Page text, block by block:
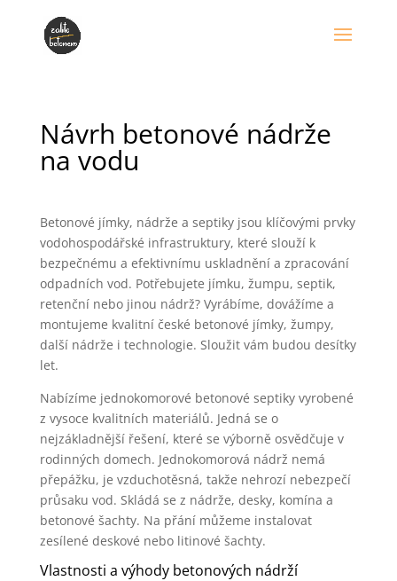
Návrh betonové nádrže
na vodu
Betonové jímky, nádrže a septiky jsou klíčovými prvky
vodohospodářské infrastruktury, které slouží k
bezpečnému a efektivnímu uskladnění a zpracování
odpadních vod. Potřebujete jímku, žumpu, septik,
retenční nebo jinou nádrž? Vyrábíme, dovážíme a
montujeme kvalitní české betonové jímky, žumpy,
další nádrže i technologie. Sloužit vám budou desítky
let.
Nabízíme jednokomorové betonové septiky vyrobené
z vysoce kvalitních materiálů. Jedná se o
nejzákladnější řešení, které se výborně osvědčuje v
rodinných domech. Jednokomorová nádrž nemá
přepážku, je vzduchotěsná, takže nehrozí nebezpečí
průsaku vod. Skládá se z nádrže, desky, komína a
betonové šachty. Na přání můžeme instalovat
zesílené deskové nebo litinové šachty.
Vlastnosti a výhody betonových nádrží